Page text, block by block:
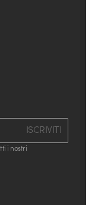
ISCRIVITI
i nostri